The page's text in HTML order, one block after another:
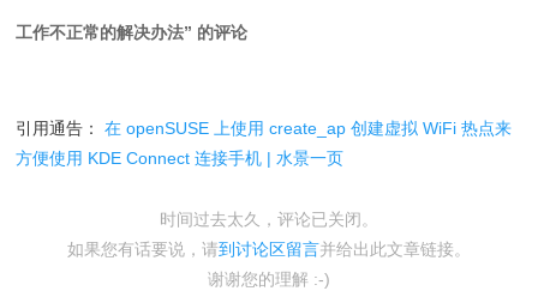
工作不正常的解决办法” 的评论
引用通告：在 openSUSE 上使用 create_ap 创建虚拟 WiFi 热点来
方便使用 KDE Connect 连接手机 | 水景一页
时间过去太久，评论已关闭。
如果您有话要说，请到讨论区留言并给出此文章链接。
谢谢您的理解 :-)